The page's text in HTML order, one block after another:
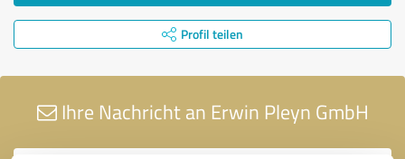
Profil teilen
Ihre Nachricht an Erwin Pleyn GmbH